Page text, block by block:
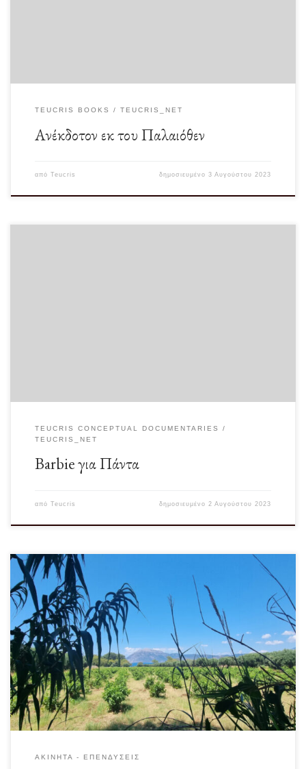
TEUCRIS BOOKS TEUCRIS_NET
Ανέκδοτον εκ του Παλαιόθεν
από Teucris δημοσιευμένο3 Αυγούστου 2023
TEUCRIS CONCEPTUAL DOCUMENTARIES
TEUCRIS_NET
Barbie για Πάντα
από Teucris δημοσιευμένο 2 Αυγούστου 2023
Αυτή είναι μία θεωρητική άσκηση, η οποία δεν έχει κάποια σωστή ή λάθος
απάντηση. Πρόκειται καθαρά […]
ΑΚΊΝΗΤΑ - ΕΠΕΝΔΎΣΕΙΣ